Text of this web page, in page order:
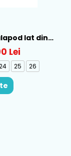
lat din
- 262166-
Lei
25 26